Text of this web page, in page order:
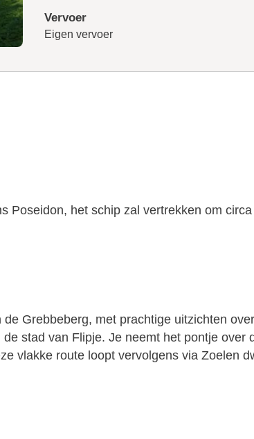
Vervoer
Eigen vervoer
Poseidon, het schip zal vertrekken om
Grebbeberg, met prachtige uitzichten
stad van Flipje. Je neemt het pontje
vlakke route loopt vervolgens via Zoelen